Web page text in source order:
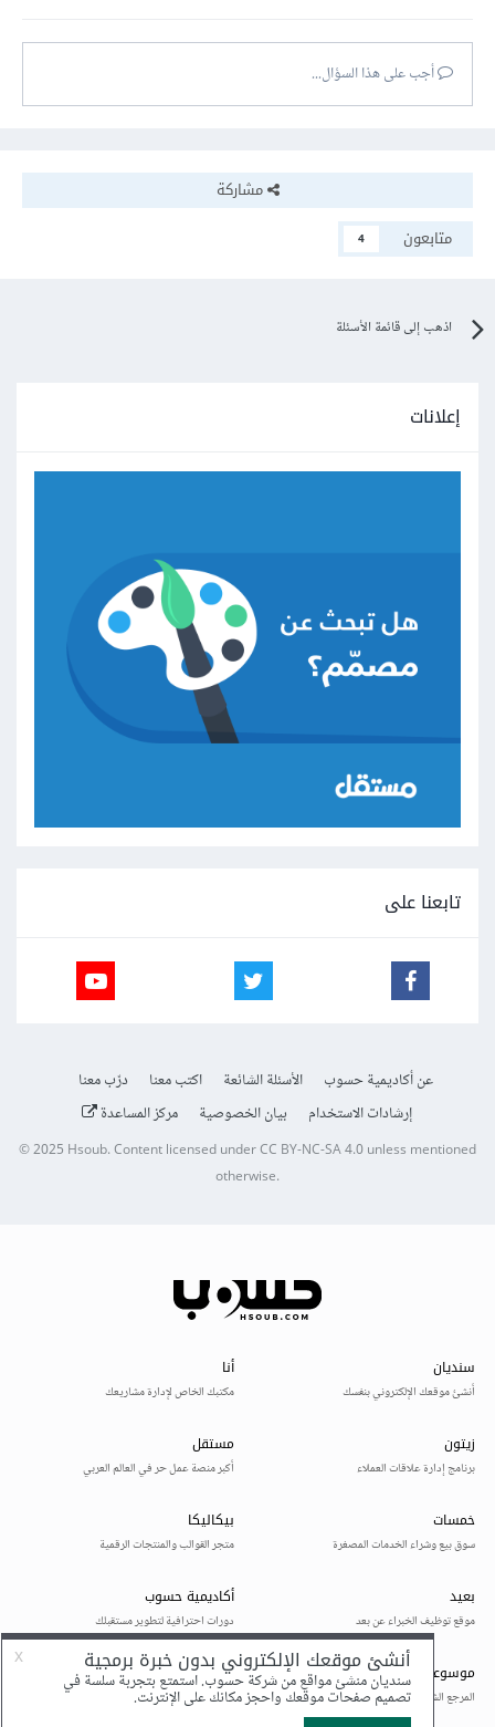
أجب على هذا السؤال...
مشاركة
متابعون
4
اذهب إلى قائمة الأسئلة
إعلانات
تابعنا على
عن أكاديمية حسوب الأسئلة الشائعة اكتب معنا
درّب معنا
إرشادات الاستخدام
بيان الخصوصية مركز المساعدة
© 2025Hsoub.Content licensed underCC BY-NC-SA 4.0unless mentioned
otherwise.